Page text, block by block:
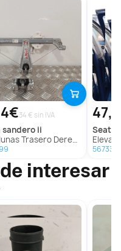
34 € sin IVA
sandero ii
Trasero Derecho para Dacia Sandero Ii
seat
Elevalunas
interesar